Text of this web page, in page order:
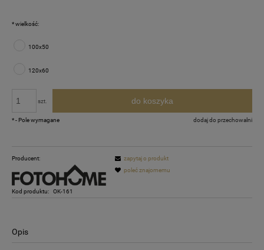
*wielkość:
100x50
120x60
szt. do koszyka
dodaj do przechowalni
*- Pole wymagane
Producent:
Kod produktu: OK-161
zapytaj o produkt
poleć znajomemu
Opis